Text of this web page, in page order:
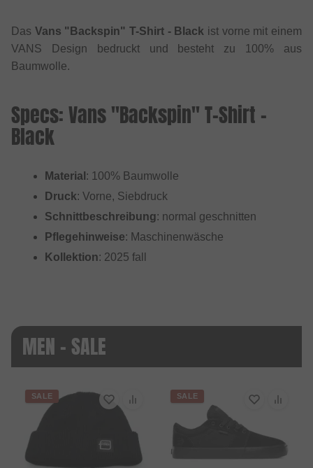
Das Vans "Backspin" T-Shirt - Black ist vorne mit einem
VANS Design bedruckt und besteht zu 100% aus
Baumwolle.
Specs: Vans "Backspin" T-Shirt -
Black
Material : 100% Baumwolle
Druck: Vorne, Siebdruck
Schnittbeschreibung: normal geschnitten
Pflegehinweise: Maschinenwäsche
Kollektion: 2025 fall
MEN - SALE
SALE SALE